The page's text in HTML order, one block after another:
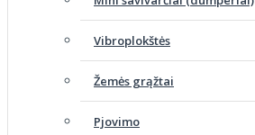
Vibroplokštės
Žemės grąžtai
Pjovimo